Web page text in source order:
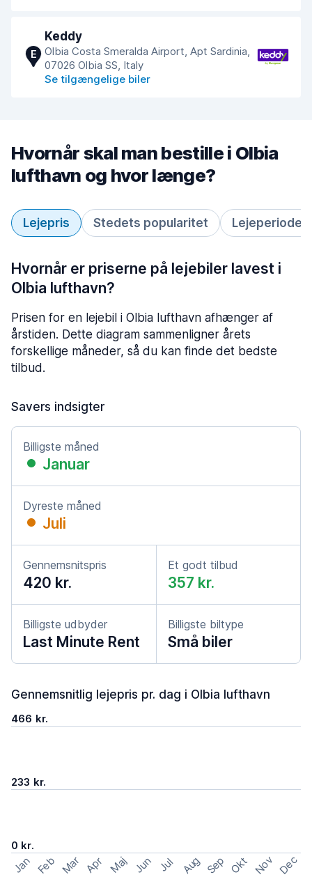
E
Keddy
Olbia Costa Smeralda Airport, Apt Sardinia,
07026 Olbia SS, Italy
Se tilgængelige biler
Hvornår skal man bestille i Olbia
lufthavn og hvor længe?
Lejepris Stedets popularitet Lejeperiode
Hvornår er priserne på lejebiler lavest i
Olbia lufthavn?
Prisen for en lejebil i Olbia lufthavn afhænger af
årstiden. Dette diagram sammenligner årets
forskellige måneder, så du kan finde det bedste
tilbud.
Savers indsigter
Billigste måned
Januar
Dyreste måned
Juli
Gennemsnitspris
420 kr.
Et godt tilbud
357 kr.
Billigste udbyder
Last Minute Rent
Billigste biltype
Små biler
Gennemsnitlig lejepris pr. dag i Olbia lufthavn
466 kr.
233 kr.
0 kr.
Jan Feb Mar Apr Maj Jun Jul Aug Sep Okt Nov Dec